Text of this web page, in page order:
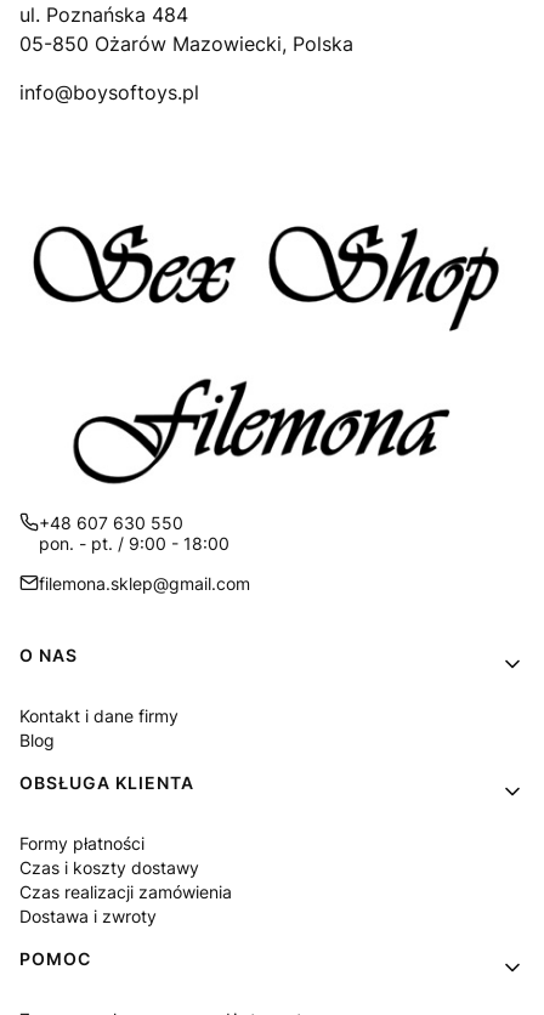
ul. Poznańska 484
05-850 Ożarów Mazowiecki, Polska
info@boysoftoys.pl
+48 607 630 550
pon. - pt. / 9:00 - 18:00
filemona.sklep@gmail.com
Linki w stopce
O NAS
Kontakt i dane firmy
Blog
OBSŁUGA KLIENTA
Formy płatności
Czas i koszty dostawy
Czas realizacji zamówienia
Dostawa i zwroty
POMOC